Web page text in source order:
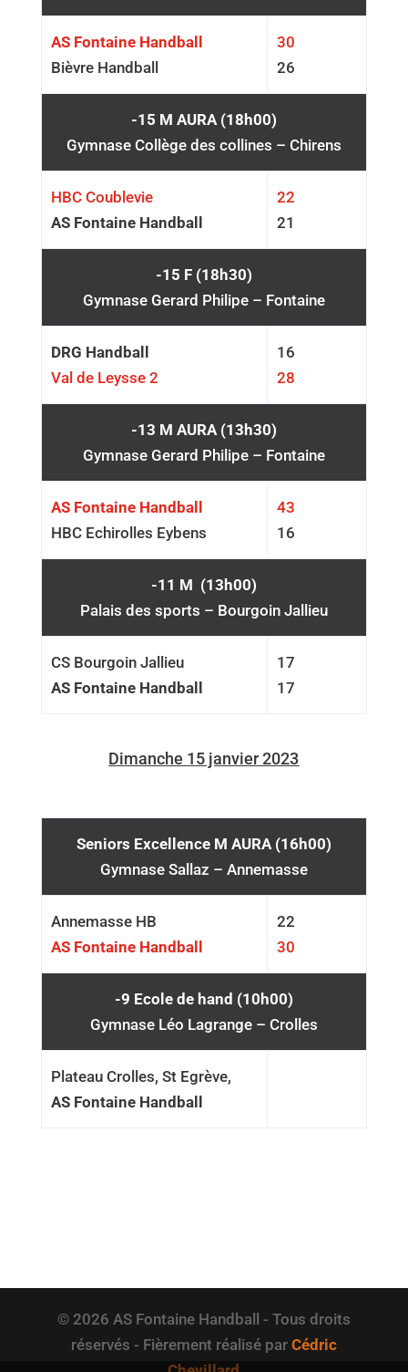
AS Fontaine Handball
Bièvre Handball
30
26
-15 M AURA (18h00)
Gymnase Collège des collines – Chirens
HBC Coublevie
AS Fontaine Handball
22
21
-15 F (18h30)
Gymnase Gerard Philipe – Fontaine
DRG Handball
Val de Leysse 2
16
28
-13 M AURA (13h30)
Gymnase Gerard Philipe – Fontaine
AS Fontaine Handball
HBC Echirolles Eybens
43
16
-11 M (13h00)
Palais des sports – Bourgoin Jallieu
CS Bourgoin Jallieu
AS Fontaine Handball
17
17
Dimanche 15 janvier 2023
Seniors Excellence M AURA (16h00)
Gymnase Sallaz – Annemasse
Annemasse HB
AS Fontaine Handball
22
30
-9 Ecole de hand (10h00)
Gymnase Léo Lagrange – Crolles
Plateau Crolles, St Egrève,
AS Fontaine Handball
© 2026 AS Fontaine Handball - Tous droits
réservés - Fièrement réalisé par Cédric